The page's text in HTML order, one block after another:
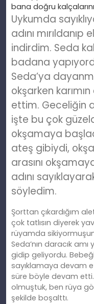
bana doğru
Uykumda
adını
indirdim. Seda
badana
Seda’ya
okşarken
ettim. Geceliğin
işte bu çok
okşamaya
ateş gibiydi,
arasını
adını
söyledim.
Şorttan çıkardığım
çok tatlısın diyerek
rüyamda
Seda’nın daracık
gidip geliyordu.
sayıklamaya devam
süre böyle devam etti.
olmuştuk, ben rüya
şekilde boşalttı.